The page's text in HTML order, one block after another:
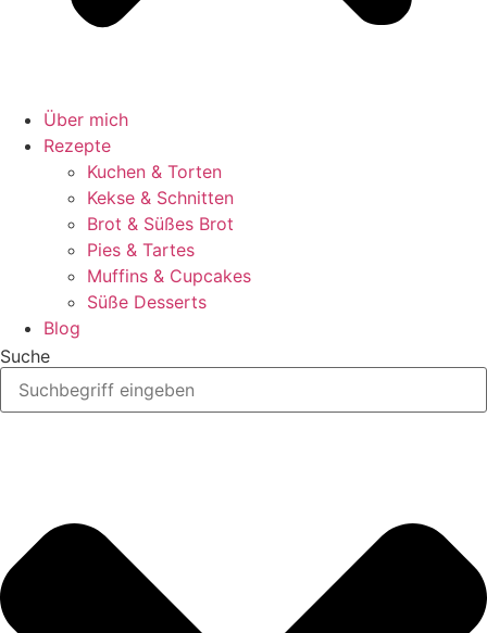
Über mich
Rezepte
Kuchen & Torten
Kekse & Schnitten
Brot & Süßes Brot
Pies & Tartes
Muffins & Cupcakes
Süße Desserts
Blog
Suche